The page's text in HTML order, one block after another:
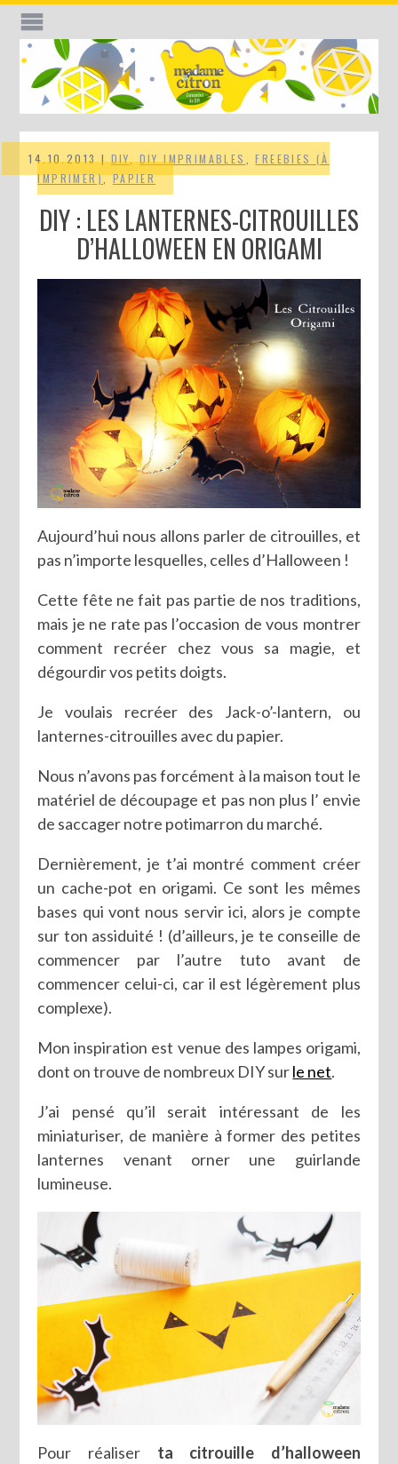
14.10.2013 |DIY,DIY IMPRIMABLES ,FREEBIES (À
IMPRIMER),PAPIER
DIY : LES LANTERNES-CITROUILLES
D’HALLOWEEN EN ORIGAMI
Aujourd’hui nous allons parler de citrouilles, et
pas n’importe lesquelles, celles d’Halloween !
Cette fête ne fait pas partie de nos traditions,
mais je ne rate pas l’occasion de vous montrer
comment recréer chez vous sa magie, et
dégourdir vos petits doigts.
Je voulais recréer des Jack-o’-lantern, ou
lanternes-citrouilles avec du papier.
Nous n’avons pas forcément à la maison tout le
matériel de découpage et pas non plus l’ envie
de saccager notre potimarron du marché.
Dernièrement, je t’ai montré comment créer
un cache-pot en origami. Ce sont les mêmes
bases qui vont nous servir ici, alors je compte
sur ton assiduité ! (d’ailleurs, je te conseille de
commencer par l’autre tuto avant de
commencer celui-ci, car il est légèrement plus
complexe).
Mon inspiration est venue des lampes origami,
dont on trouve de nombreux DIY surle net.
J’ai pensé qu’il serait intéressant de les
miniaturiser, de manière à former des petites
lanternes venant orner une guirlande
lumineuse.
Pour réaliserta citrouille d’halloween